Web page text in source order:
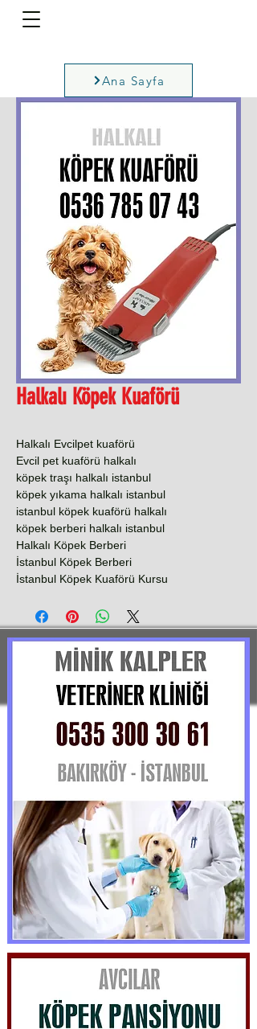
Ana Sayfa
Halkalı Köpek Kuaförü
Halkalı Evcilpet kuaförü
Evcil pet kuaförü halkalı
köpek traşı halkalı istanbul
köpek yıkama halkalı istanbul
istanbul köpek kuaförü halkalı
köpek berberi halkalı istanbul
Halkalı Köpek Berberi
İstanbul Köpek Berberi
İstanbul Köpek Kuaförü Kursu